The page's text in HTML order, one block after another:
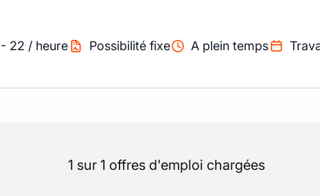
- 22 / heure Possibilité fixe A plein temps
1 sur 1 offres d'emploi chargées